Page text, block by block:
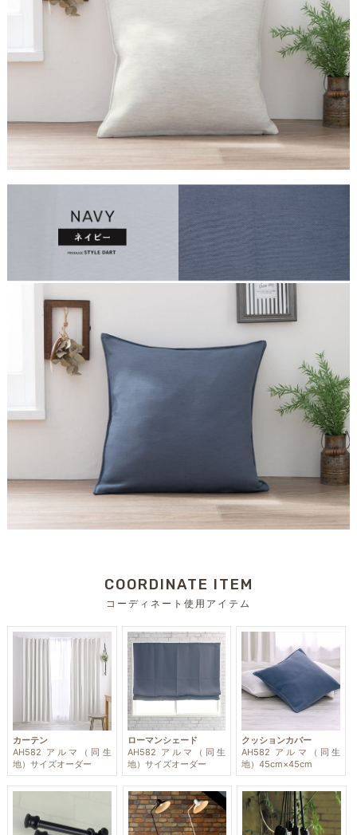
COORDINATE ITEM
コーディネート使用アイテム
カーテン
AH582 アルマ（同生
地）サイズオーダー
ローマンシェード
AH582 アルマ（同生
地）サイズオーダー
クッションカバー
AH582 アルマ（同生
地）45cm×45cm